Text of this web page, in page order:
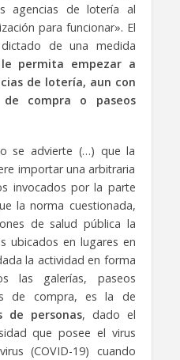
agencias de lotería al
para funcionar». El
de una medida
permita empezar a
de lotería, aun con
compra o paseos
se advierte (…) que la
importar una arbitraria
invocados por la parte
la norma cuestionada,
de salud pública la
ubicados en lugares en
la actividad en forma
las galerías, paseos
de compra, es la de
de personas, dado el
que posee el virus
(COVID-19) cuando